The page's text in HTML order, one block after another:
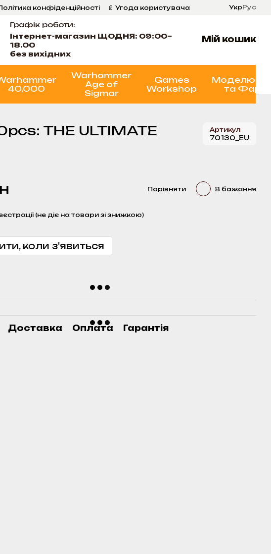
конфіденційності
📄 Угода користувача
УкрРус
Графік роботи:
Інтернет-магазин ЩОДНЯ: 09:00–
18.00
без вихідних
Мій кошик
40,000
Warhammer
Age of
Sigmar
Games
Workshop
та
THE ULTIMATE
Артикул
70130_EU
Порівняти В бажання
(не діє на товари зі знижкою)
коли з'явиться
Доставка Оплата Гарантія